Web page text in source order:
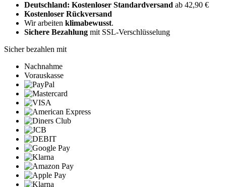
Deutschland: Kostenloser Standardversand ab 42,90 €
Kostenloser Rückversand
Wir arbeiten klimabewusst.
Sichere Bezahlung mit SSL-Verschlüsselung
Sicher bezahlen mit
Nachnahme
Vorauskasse